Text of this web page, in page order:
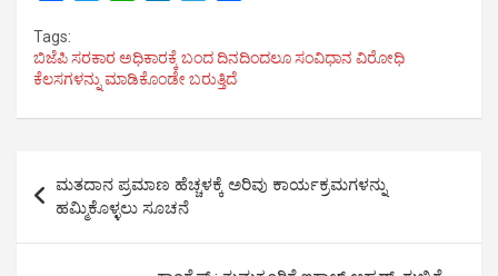
c
e
o
k
t
t
e
t
A
p
k
d
e
r
m
r
Tags:
ಬಿಜೆಪಿ ಸರಕಾರ ಅಧಿಕಾರಕ್ಕೆ ಬಂದ ದಿನದಿಂದಲೂ ಸಂವಿಧಾನ ವಿರೋಧಿ
ಕೆಲಸಗಳನ್ನು ಮಾಡಿಕೊಂಡೇ ಬರುತ್ತಿದೆ
navigation
ಮತದಾನ ಪ್ರಮಾಣ ಹೆಚ್ಚಳಕ್ಕೆ ಅರಿವು ಕಾರ್ಯಕ್ರಮಗಳನ್ನು
ಹಮ್ಮಿಕೊಳ್ಳಲು ಸೂಚನೆ